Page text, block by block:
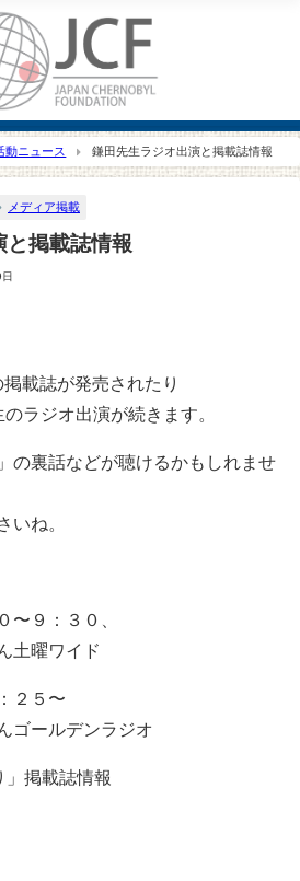
動ニュース 鎌田先生ラジオ出演と掲載誌情報
メディア掲載
と掲載誌情報
載誌が発売されたり
ラジオ出演が続きます。
の裏話などが聴けるかもしれませ
いね。
〜９：３０、
土曜ワイド
２５〜
ゴールデンラジオ
」掲載誌情報